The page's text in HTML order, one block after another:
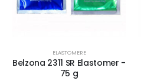
ELASTOMERE
Belzona 2311 SR Elastomer -
75 g